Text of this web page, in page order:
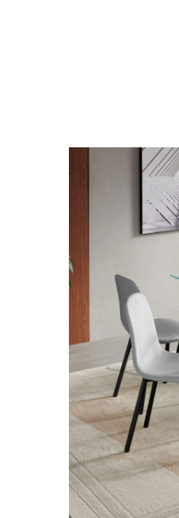
Předchozí